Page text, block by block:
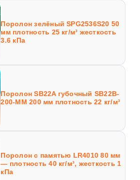
Поролон зелёный SPG2536S20 50
мм плотность 25 кг/м³ жесткость
3.6 кПа
Поролон SB22A губочный SB22B-
200-MM 200 мм плотность 22 кг/м³
Поролон с памятью LR4010 80 мм
— плотность 40 кг/м³, жесткость 1
кПа